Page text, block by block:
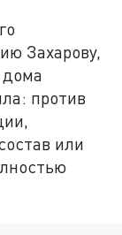
Захарову,
дома
против
или